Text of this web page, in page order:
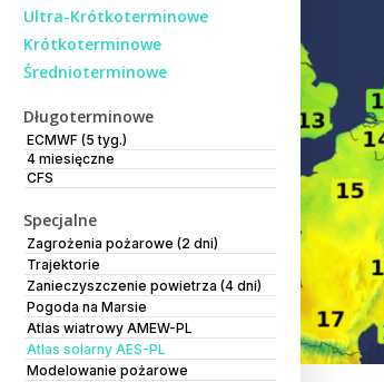
Ultra-Krótkoterminowe
Krótkoterminowe
Średnioterminowe
Długoterminowe
ECMWF (5 tyg.)
4 miesięczne
CFS
Specjalne
Zagrożenia pożarowe (2 dni)
Trajektorie
Zanieczyszczenie powietrza (4 dni)
Pogoda na Marsie
Atlas wiatrowy AMEW-PL
Atlas solarny AES-PL
Modelowanie pożarowe